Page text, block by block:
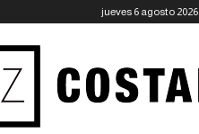
jueves 6 agosto 2026